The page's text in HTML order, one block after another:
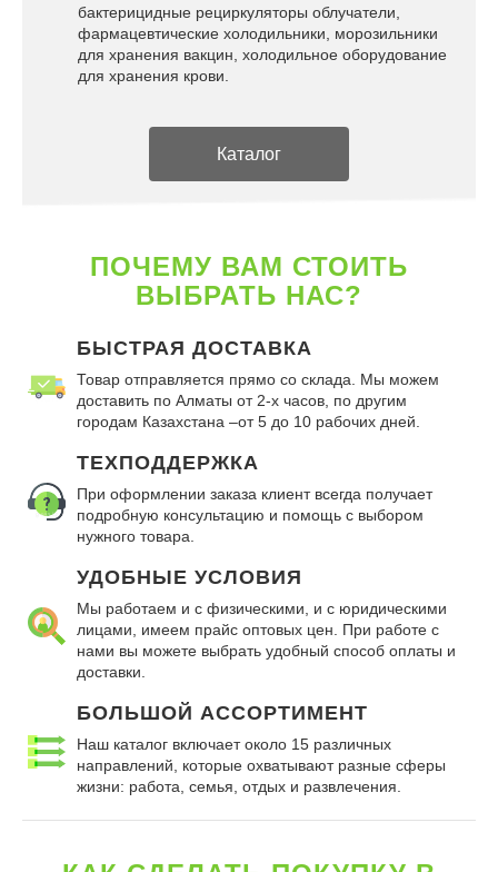
бактерицидные рециркуляторы облучатели,
фармацевтические холодильники, морозильники
для хранения вакцин, холодильное оборудование
для хранения крови.
Каталог
ПОЧЕМУ ВАМ СТОИТЬ
ВЫБРАТЬ НАС?
БЫСТРАЯ ДОСТАВКА
Товар отправляется прямо со склада. Мы можем
доставить по Алматы от 2-х часов, по другим
городам Казахстана –от 5 до 10 рабочих дней.
ТЕХПОДДЕРЖКА
При оформлении заказа клиент всегда получает
подробную консультацию и помощь с выбором
нужного товара.
УДОБНЫЕ УСЛОВИЯ
Мы работаем и с физическими, и с юридическими
лицами, имеем прайс оптовых цен. При работе с
нами вы можете выбрать удобный способ оплаты и
доставки.
БОЛЬШОЙ АССОРТИМЕНТ
Наш каталог включает около 15 различных
направлений, которые охватывают разные сферы
жизни: работа, семья, отдых и развлечения.